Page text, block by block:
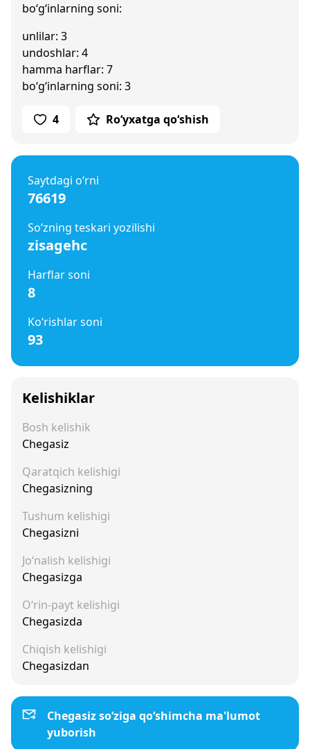
bo‘g‘inlarning soni:
unlilar: 3
undoshlar: 4
hamma harflar: 7
bo‘g‘inlarning soni: 3
4 Ro‘yxatga qo‘shish
Saytdagi o‘rni
76619
So‘zning teskari yozilishi
zisagehc
Harflar soni
8
Ko‘rishlar soni
93
Kelishiklar
Bosh kelishik
Chegasiz
Qaratqich kelishigi
Chegasizning
Tushum kelishigi
Chegasizni
Jo‘nalish kelishigi
Chegasizga
O‘rin-payt kelishigi
Chegasizda
Chiqish kelishigi
Chegasizdan
Chegasiz so‘ziga qo‘shimcha ma'lumot
yuborish